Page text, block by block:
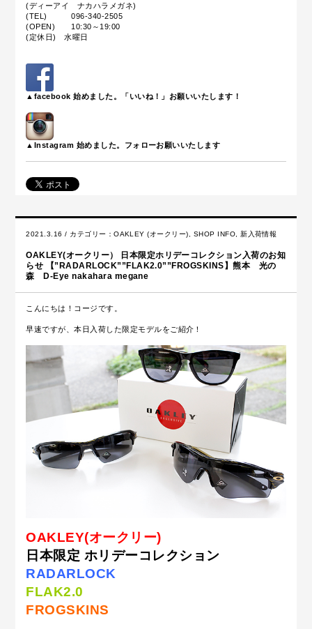
(ディーアイ ナカハラメガネ)
(TEL) 096-340-2505
(OPEN) 10:30～19:00
(定休日) 水曜日
▲facebook 始めました。「いいね！」お願いいたします！
▲Instagram 始めました。フォローお願いいたします
2021.3.16 / カテゴリー：OAKLEY (オークリー) SHOP INFO ,新入荷情報
OAKLEY(オークリー） 日本限定ホリデーコレクション入荷のお知
らせ 【”RADARLOCK””FLAK2.0””FROGSKINS】熊本 光の
森 D-Eye nakahara megane
こんにちは！コージです。
早速ですが、本日入荷した限定モデルをご紹介！
OAKLEY(オークリー)
日本限定 ホリデーコレクション
RADARLOCK
FLAK2.0
FROGSKINS